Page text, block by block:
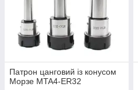
Патрон цанговий із конусом
Морзе MTA4-ER32